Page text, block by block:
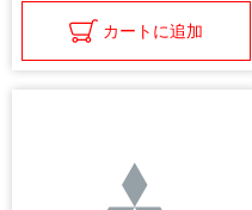
カートに追加